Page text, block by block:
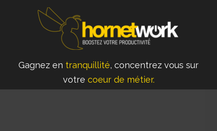
Gagnez en tranquillité, concentrez vous sur
votre coeur de métier.